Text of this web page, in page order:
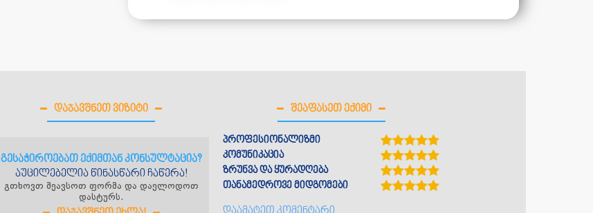
ᲓᲐᲯᲐᲕᲨᲜᲔᲗ ᲕᲘᲖᲘᲢᲘ
გესაჭიროებათ ექიმთან კონსულტაცია?
აუცილებელია წინასწარი ჩაწერა!
გთხოვთ შეავსოთ ფორმა და დაელოდოთ
დასტურს.
ᲨᲔᲐᲤᲐᲡᲔᲗ ᲔᲥᲘᲛᲘ
პროფესიონალიზმი
კომუნიკაცია
ზრუნვა და ყურადღება
თანამედროვე მიდგომები